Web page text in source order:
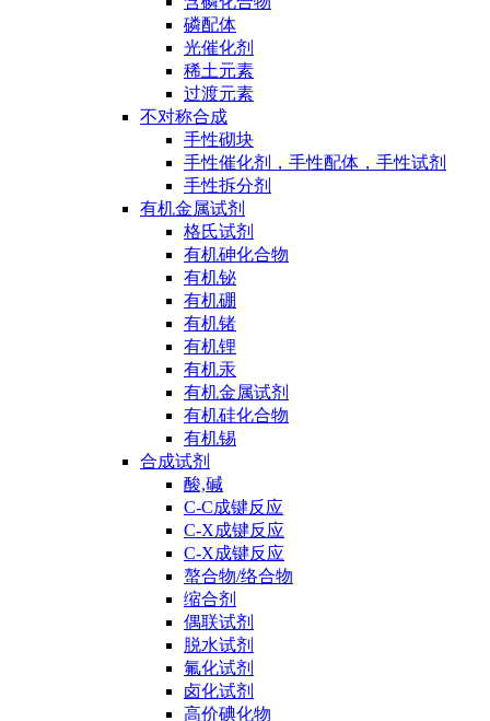
磷配体
光催化剂
稀土元素
过渡元素
不对称合成
手性砌块
手性催化剂，手性配体，手性试剂
手性拆分剂
有机金属试剂
格氏试剂
有机砷化合物
有机铋
有机硼
有机锗
有机锂
有机汞
有机金属试剂
有机硅化合物
有机锡
合成试剂
酸,碱
C-C成键反应
C-X成键反应
C-X成键反应
螯合物/络合物
缩合剂
偶联试剂
脱水试剂
氟化试剂
卤化试剂
高价碘化物